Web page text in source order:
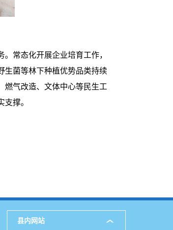
常态化开展企业培育工作，
生菌等林下种植优势品类持续
燃气改造、文体中心等民生工
撑。
县内网站